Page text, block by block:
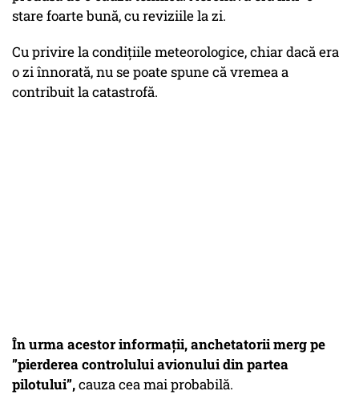
stare foarte bună, cu reviziile la zi.
Cu privire la condițiile meteorologice, chiar dacă era
o zi înnorată, nu se poate spune că vremea a
contribuit la catastrofă.
În urma acestor informații, anchetatorii merg pe
”pierderea controlului avionului din partea
pilotului”,cauza cea mai probabilă.